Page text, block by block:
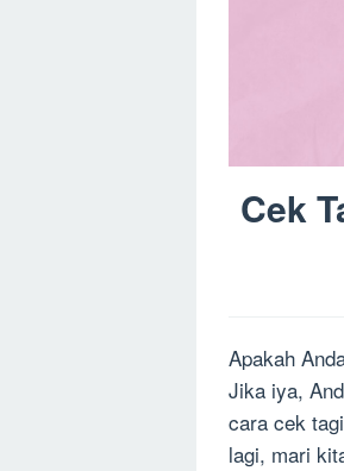
Cek
Apakah
Jika iya,
cara cek
lagi, mari